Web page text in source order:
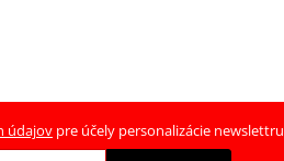
údajov pre účely personalizácie newslettru